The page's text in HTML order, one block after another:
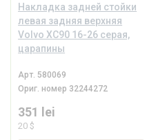
Накладка задней стойки
левая задняя верхняя
Volvo XC90 16-26 серая,
царапины
Арт. 580069
Ориг. номер 32244272
351 lei
20 $